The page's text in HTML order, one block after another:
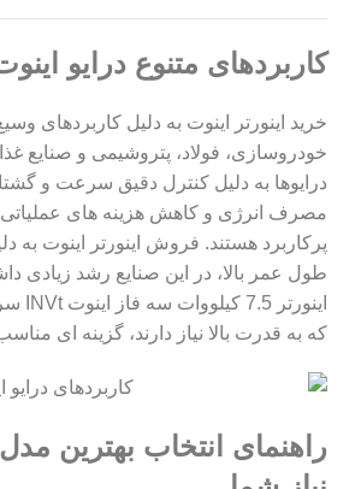
کاربردهای متنوع درایو
خرید اینورتر اینوت به دلیل کاربردهای
خودروسازی، فولاد، پتروشیمی و صنایع
درایوها به دلیل کنترل دقیق سرعت و
مصرف انرژی و کاهش هزینه های
پرکاربرد هستند. فروش اینورتر اینوت به
طول عمر بالا، در این صنایع رشد زیادی
اینورتر 7.5 کیلووات سه فاز اینوت INVt سری GD270
که به قدرت بالا نیاز دارند، گزینه ای
راهنمای انتخاب بهترین